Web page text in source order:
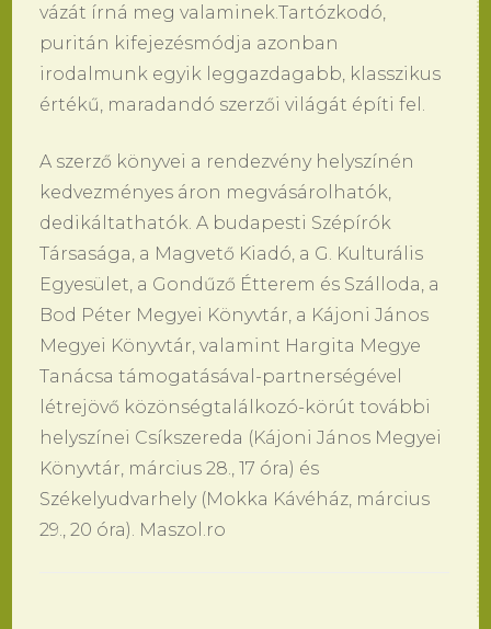
vázát írná meg valaminek.Tartózkodó,
puritán kifejezésmódja azonban
irodalmunk egyik leggazdagabb, klasszikus
értékű, maradandó szerzői világát építi fel.
A szerző könyvei a rendezvény helyszínén
kedvezményes áron megvásárolhatók,
dedikáltathatók. A budapesti Szépírók
Társasága, a Magvető Kiadó, a G. Kulturális
Egyesület, a Gondűző Étterem és Szálloda, a
Bod Péter Megyei Könyvtár, a Kájoni János
Megyei Könyvtár, valamint Hargita Megye
Tanácsa támogatásával-partnerségével
létrejövő közönségtalálkozó-körút további
helyszínei Csíkszereda (Kájoni János Megyei
Könyvtár, március 28., 17 óra) és
Székelyudvarhely (Mokka Kávéház, március
29., 20 óra). Maszol.ro